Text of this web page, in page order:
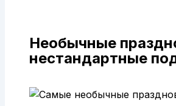
Необычные
нестандартные